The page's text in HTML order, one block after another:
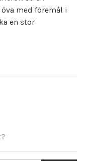
med föremål i
en stor